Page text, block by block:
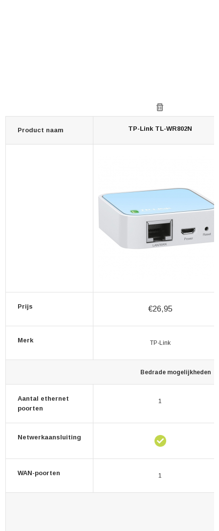
Product naam TP-Link TL-WR802N
Prijs €26,95
Merk TP-Link
Bedrade mogelijkheden
Aantal ethernet
poorten
1
Netwerkaansluiting
WAN-poorten 1